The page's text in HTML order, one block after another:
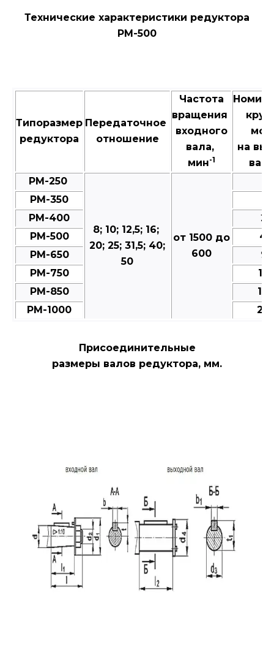
Технические характеристики редуктора
РМ-500
Типоразмер
редуктора
Передаточное
отношение
Частота
вращения
входного
вала,
мин-1
на
РМ-250
8; 10; 12,5; 16;
20; 25; 31,5; 40;
50
от 1500 до
600
РМ-350
РМ-400
РМ-500
РМ-650
РМ-750
РМ-850
РМ-1000
Присоединительные
размеры валов редуктора, мм.